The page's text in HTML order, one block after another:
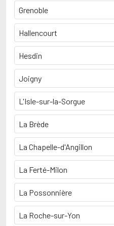
Grenoble
Hallencourt
Hesdin
Joigny
L'Isle-sur-la-Sorgue
La Brède
La Chapelle-d'Angillon
La Ferté-Milon
La Possonnière
La Roche-sur-Yon